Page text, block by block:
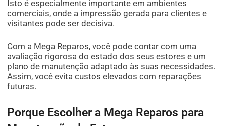
Isto é especialmente importante em ambientes
comerciais, onde a impressão gerada para clientes e
visitantes pode ser decisiva.
Com a Mega Reparos, você pode contar com uma
avaliação rigorosa do estado dos seus estores e um
plano de manutenção adaptado às suas necessidades.
Assim, você evita custos elevados com reparações
futuras.
Porque Escolher a Mega Reparos para